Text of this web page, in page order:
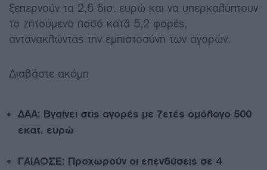
ξεπερνούν τα 2,6 δισ. ευρώ και να υπερκαλύπτουν
το ζητούμενο ποσό κατά 5,2 φορές,
αντανακλώντας την εμπιστοσύνη των αγορών.
Διαβάστε ακόμη
ΔΑΑ: Βγαίνει στις αγορές με 7ετές ομόλογο 500
εκατ. ευρώ
ΓΑΙΑΟΣΕ: Προχωρούν οι επενδύσεις σε 4